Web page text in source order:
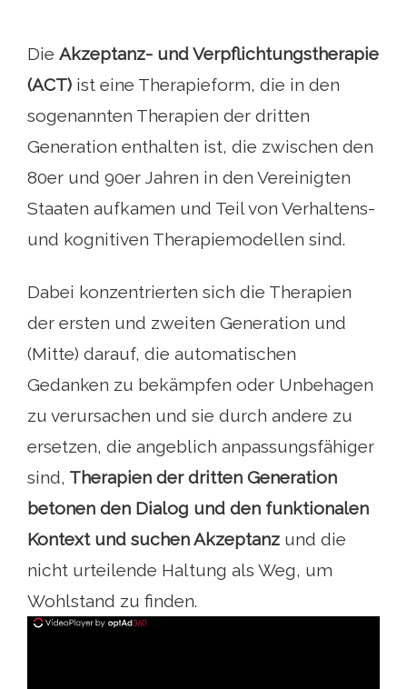
Die Akzeptanz- und Verpflichtungstherapie
(ACT) ist eine Therapieform, die in den
sogenannten Therapien der dritten
Generation enthalten ist, die zwischen den
80er und 90er Jahren in den Vereinigten
Staaten aufkamen und Teil von Verhaltens-
und kognitiven Therapiemodellen sind.
Dabei konzentrierten sich die Therapien
der ersten und zweiten Generation und
(Mitte) darauf, die automatischen
Gedanken zu bekämpfen oder Unbehagen
zu verursachen und sie durch andere zu
ersetzen, die angeblich anpassungsfähiger
sind, Therapien der dritten Generation
betonen den Dialog und den funktionalen
Kontext und suchen Akzeptanz und die
nicht urteilende Haltung als Weg, um
Wohlstand zu finden.